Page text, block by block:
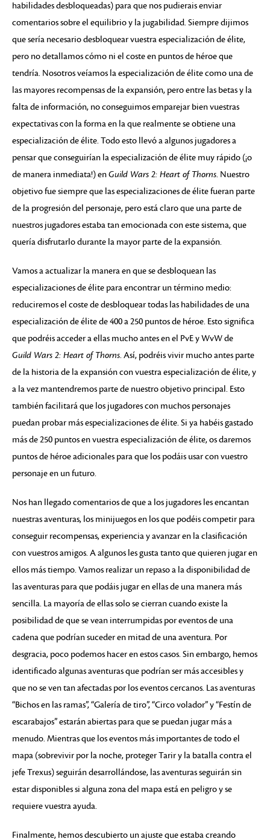
habilidades desbloqueadas) para que nos pudierais enviar
comentarios sobre el equilibrio y la jugabilidad. Siempre dijimos
que sería necesario desbloquear vuestra especialización de élite,
pero no detallamos cómo ni el coste en puntos de héroe que
tendría. Nosotros veíamos la especialización de élite como una de
las mayores recompensas de la expansión, pero entre las betas y la
falta de información, no conseguimos emparejar bien vuestras
expectativas con la forma en la que realmente se obtiene una
especialización de élite. Todo esto llevó a algunos jugadores a
pensar que conseguirían la especialización de élite muy rápido (¡o
de manera inmediata!) enGuild Wars 2: Heart of Thorns. Nuestro
objetivo fue siempre que las especializaciones de élite fueran parte
de la progresión del personaje, pero está claro que una parte de
nuestros jugadores estaba tan emocionada con este sistema, que
quería disfrutarlo durante la mayor parte de la expansión.
Vamos a actualizar la manera en que se desbloquean las
especializaciones de élite para encontrar un término medio:
reduciremos el coste de desbloquear todas las habilidades de una
especialización de élite de 400 a 250 puntos de héroe. Esto significa
que podréis acceder a ellas mucho antes en el PvE y WvW de
Guild Wars 2: Heart of Thorns. Así, podréis vivir mucho antes parte
de la historia de la expansión con vuestra especialización de élite, y
a la vez mantendremos parte de nuestro objetivo principal. Esto
también facilitará que los jugadores con muchos personajes
puedan probar más especializaciones de élite. Si ya habéis gastado
más de 250 puntos en vuestra especialización de élite, os daremos
puntos de héroe adicionales para que los podáis usar con vuestro
personaje en un futuro.
Nos han llegado comentarios de que a los jugadores les encantan
nuestras aventuras, los minijuegos en los que podéis competir para
conseguir recompensas, experiencia y avanzar en la clasificación
con vuestros amigos. A algunos les gusta tanto que quieren jugar en
ellos más tiempo. Vamos realizar un repaso a la disponibilidad de
las aventuras para que podáis jugar en ellas de una manera más
sencilla. La mayoría de ellas solo se cierran cuando existe la
posibilidad de que se vean interrumpidas por eventos de una
cadena que podrían suceder en mitad de una aventura. Por
desgracia, poco podemos hacer en estos casos. Sin embargo, hemos
identificado algunas aventuras que podrían ser más accesibles y
que no se ven tan afectadas por los eventos cercanos. Las aventuras
“Bichos en las ramas”, “Galería de tiro”, “Circo volador” y “Festín de
escarabajos” estarán abiertas para que se puedan jugar más a
menudo. Mientras que los eventos más importantes de todo el
mapa (sobrevivir por la noche, proteger Tarir y la batalla contra el
jefe Trexus) seguirán desarrollándose, las aventuras seguirán sin
estar disponibles si alguna zona del mapa está en peligro y se
requiere vuestra ayuda.
Finalmente, hemos descubierto un ajuste que estaba creando